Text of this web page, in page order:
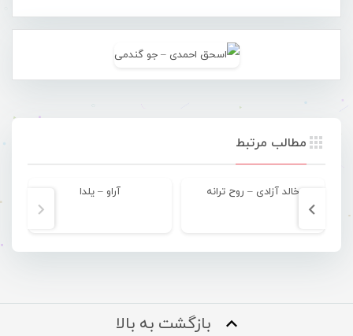
مطالب مرتبط
خالد آزادی – روح ترانه آراو – یلدا
بازگشت به بالا